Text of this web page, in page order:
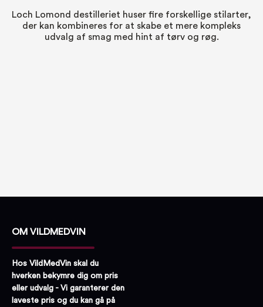
Loch Lomond destilleriet huser fire forskellige stilarter,
der kan kombineres for at skabe et mere kompleks
udvalg af smag med hint af tørv og røg.
OM VILDMEDVIN
Hos VildMedVin skal du
hverken bekymre dig om pris
eller udvalg - Vi garanterer den
laveste pris og du kan gå på